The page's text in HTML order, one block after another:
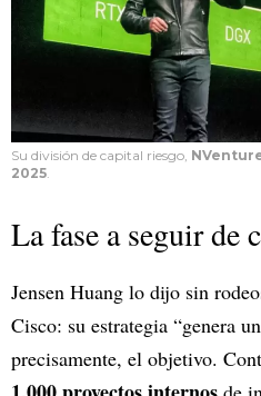
Su división de capital riesgo,
2025
La fase a seguir de
Jensen Huang lo dijo sin
Cisco: su estrategia “genera
precisamente, el objetivo.